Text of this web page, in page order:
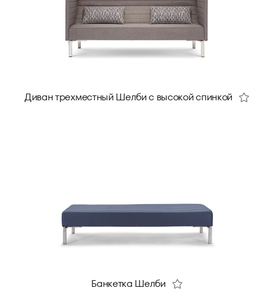
Диван трехместный Шелби с высокой спинкой
Банкетка Шелби